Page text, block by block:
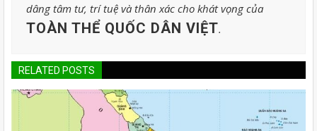
dâng tâm tư, trí tuệ và thân xác cho khát vọng của
TOÀN THỂ QUỐC DÂN VIỆT.
RELATED POSTS